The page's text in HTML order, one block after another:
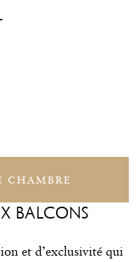
CHAMBRE
BALCONS
et d’exclusivité qui